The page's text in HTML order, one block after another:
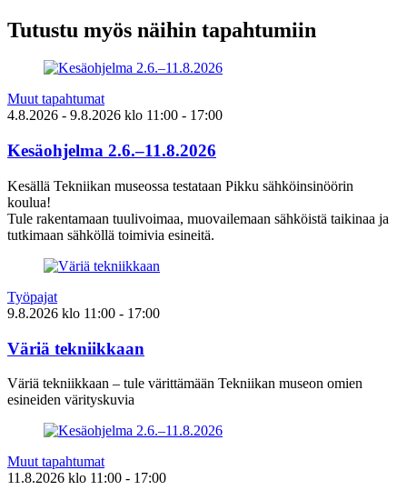
Tutustu myös näihin tapahtumiin
Muut tapahtumat
4.8.2026 - 9.8.2026 klo 11:00 - 17:00
Kesäohjelma 2.6.–11.8.2026
Kesällä Tekniikan museossa testataan Pikku sähköinsinöörin
koulua!
Tule rakentamaan tuulivoimaa, muovailemaan sähköistä taikinaa ja
tutkimaan sähköllä toimivia esineitä.
Työpajat
9.8.2026 klo 11:00 - 17:00
Väriä tekniikkaan
Väriä tekniikkaan – tule värittämään Tekniikan museon omien
esineiden värityskuvia
Muut tapahtumat
11.8.2026 klo 11:00 - 17:00